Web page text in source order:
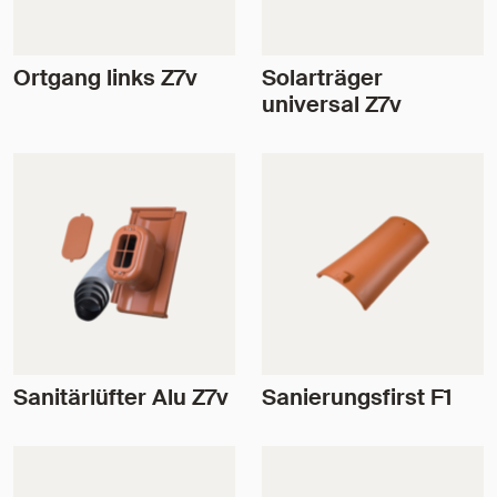
Ortgang links Z7v
Solarträger
universal Z7v
Sanitärlüfter Alu Z7v Sanierungsfirst F1